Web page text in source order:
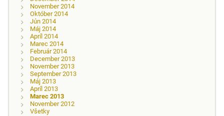
November 2014
Október 2014
Jún 2014
Máj 2014
Apríl 2014
Marec 2014
Február 2014
December 2013
November 2013
September 2013
Máj 2013
Apríl 2013
Marec 2013
November 2012
Všetky